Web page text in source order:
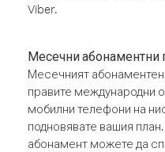
Viber.
Месечни абонаментни
Месечният абонаментен
правите международни
мобилни телефони на
подновявате вашия
абонамент можете да